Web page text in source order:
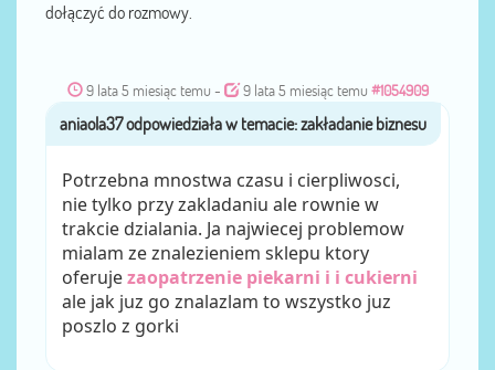
dołączyć do rozmowy.
9 lata 5 miesiąc temu - 9 lata 5 miesiąc temu #1054909
przezaniaola37
Potrzebna mnostwa czasu i cierpliwosci,
nie tylko przy zakladaniu ale rownie w
trakcie dzialania. Ja najwiecej problemow
mialam ze znalezieniem sklepu ktory
oferujezaopatrzenie piekarni i i cukierni
ale jak juz go znalazlam to wszystko juz
poszlo z gorki